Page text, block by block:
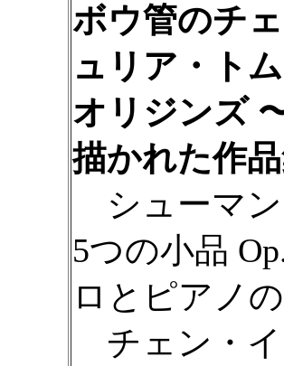
ボウ管のチ
ュリア・トム
オリジンズ
描かれた作
シューマ
5つの小品
ロとピアノ
チェン・